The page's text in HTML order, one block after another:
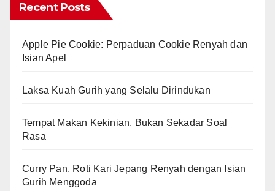
Recent Posts
Apple Pie Cookie: Perpaduan Cookie Renyah dan
Isian Apel
Laksa Kuah Gurih yang Selalu Dirindukan
Tempat Makan Kekinian, Bukan Sekadar Soal
Rasa
Curry Pan, Roti Kari Jepang Renyah dengan Isian
Gurih Menggoda